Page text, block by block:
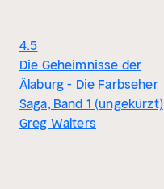
4.5
Die Geheimnisse der
Âlaburg - Die Farbseher
Saga, Band 1 (ungekürzt)
Greg Walters